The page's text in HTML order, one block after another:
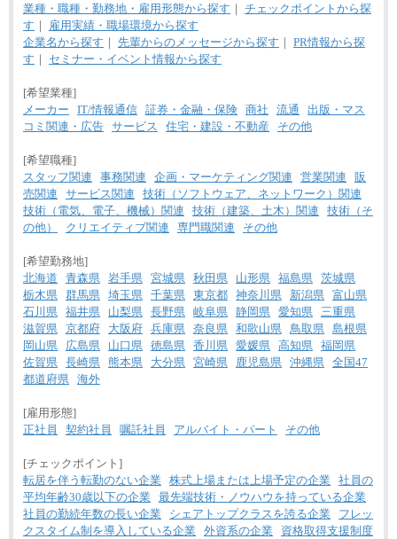
業種・職種・勤務地・雇用形態から探す ｜ チェックポイントから探
す ｜
雇用実績・職場環境から探す
企業名から探す ｜ 先輩からのメッセージから探す ｜ PR情報から探
す ｜ セミナー・イベント情報から探す
[希望業種]
メーカー
IT/情報通信 証券・金融・保険 商社 流通
出版・マス
コミ関連・広告 サービス 住宅・建設・不動産 その他
[希望職種]
スタッフ関連
事務関連 企画・マーケティング関連 営業関連
販
売関連
サービス関連
技術（ソフトウェア、ネットワーク）関連
技術（電気、電子、機械）関連
技術（建築、土木）関連
技術（そ
の他）
クリエイティブ関連 専門職関連 その他
[希望勤務地]
北海道
青森県 岩手県 宮城県 秋田県 山形県 福島県
茨城県
栃木県
群馬県 埼玉県 千葉県 東京都 神奈川県 新潟県
富山県
石川県
福井県 山梨県 長野県 岐阜県 静岡県 愛知県
三重県
滋賀県
京都府 大阪府 兵庫県 奈良県 和歌山県 鳥取県
島根県
岡山県
広島県 山口県 徳島県 香川県 愛媛県 高知県
福岡県
佐賀県
長崎県 熊本県 大分県 宮崎県 鹿児島県 沖縄県
全国47
都道府県
海外
[雇用形態]
正社員
契約社員 嘱託社員 アルバイト・パート その他
[チェックポイント]
転居を伴う転勤のない企業 株式上場または上場予定の企業 社員の
平均年齢30歳以下の企業 最先端技術・ノウハウを持っている企業
社員の勤続年数の長い企業
シェアトップクラスを誇る企業
フレッ
クスタイム制を導入している企業 外資系の企業
資格取得支援制度